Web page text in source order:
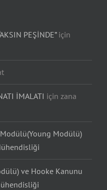
PEŞİNDE”için
İMALATI için zana
Modülü)
ve Hooke Kanunu